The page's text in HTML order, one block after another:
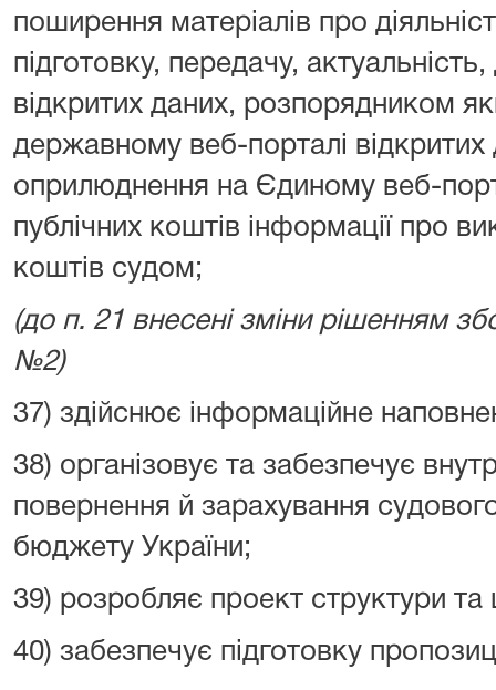
поширення матеріалів про
підготовку, передачу,
відкритих даних, розпорядником
державному веб-порталі відкритих
оприлюднення на Єдиному веб-
публічних коштів інформації про
коштів судом;
(до п. 21 внесені зміни рішенням
№2)
37) здійснює інформаційне
38) організовує та забезпечує
повернення й зарахування
бюджету України;
39) розробляє проект структури
40) забезпечує підготовку